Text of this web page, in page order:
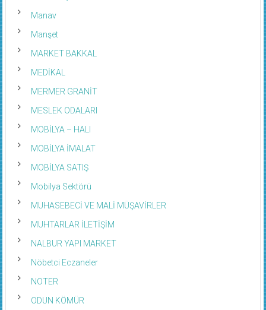
Manav
Manşet
MARKET BAKKAL
MEDİKAL
MERMER GRANİT
MESLEK ODALARI
MOBİLYA – HALI
MOBİLYA İMALAT
MOBİLYA SATIŞ
Mobilya Sektörü
MUHASEBECİ VE MALİ MÜŞAVİRLER
MUHTARLAR İLETİŞİM
NALBUR YAPI MARKET
Nöbetci Eczaneler
NOTER
ODUN KÖMÜR